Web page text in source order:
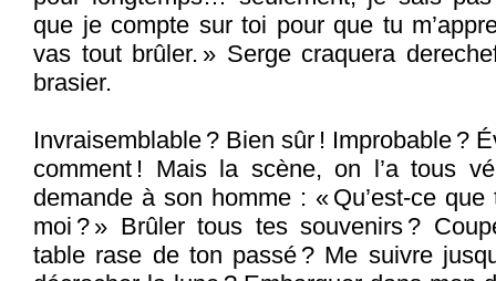
que je compte sur toi pour que tu
vas tout brûler. » Serge craquera
brasier.
Invraisemblable ? Bien sûr ! Improbable ?
comment ! Mais la scène, on l’a tous
demande à son homme : « Qu’est-ce
moi ? » Brûler tous tes souvenirs ?
table rase de ton passé ? Me suivre